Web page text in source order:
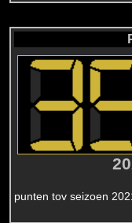
punten tov seizoen